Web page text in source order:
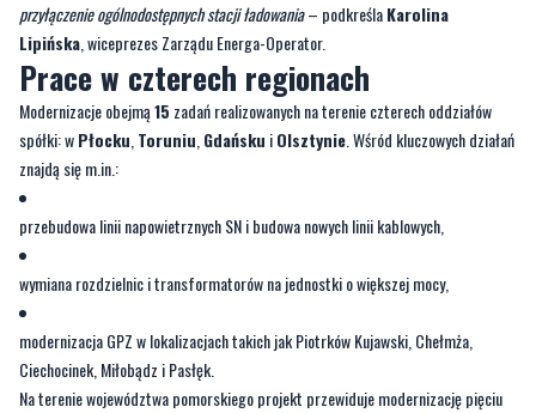
przyłączenie ogólnodostępnych stacji ładowania– podkreślaKarolina
Lipińska, wiceprezes Zarządu Energa-Operator.
Prace w czterech regionach
Modernizacje obejmą15 zadań realizowanych na terenie czterech oddziałów
spółki: wPłocku,Toruniu,Gdańsku iOlsztynie. Wśród kluczowych działań
znajdą się m.in.:
przebudowa linii napowietrznych SN i budowa nowych linii kablowych,
wymiana rozdzielnic i transformatorów na jednostki o większej mocy,
modernizacja GPZ w lokalizacjach takich jak Piotrków Kujawski, Chełmża,
Ciechocinek, Miłobądz i Pasłęk.
Na terenie województwa pomorskiego projekt przewiduje modernizację pięciu